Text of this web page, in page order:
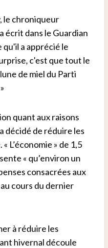
le chroniqueur
écrit dans le Guardian
qu'il a apprécié le
c'est que tout le
de miel du Parti
quant aux raisons
décidé de réduire les
L’économie » de 1,5
« qu’environ un
consacrées aux
cours du dernier
à réduire les
hivernal découle